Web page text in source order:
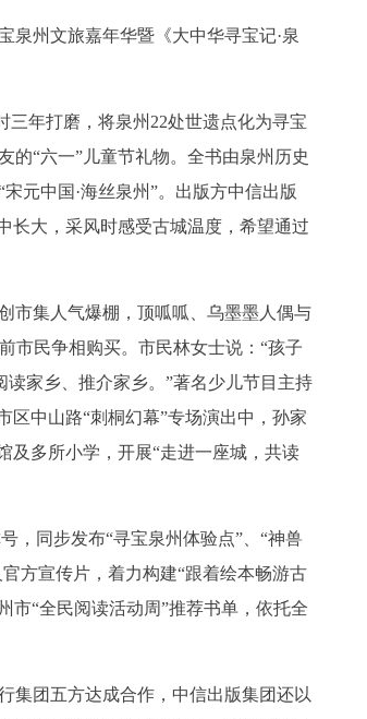
泉州文旅嘉年华暨《大中华寻宝记·泉
三年打磨，将泉州22处世遗点化为寻宝
的“六一”儿童节礼物。全书由泉州历史
元中国·海丝泉州”。出版方中信出版
长大，采风时感受古城温度，希望通过
市集人气爆棚，顶呱呱、乌墨墨人偶与
市民争相购买。市民林女士说：“孩子
读家乡、推介家乡。”著名少儿节目主持
区中山路“刺桐幻幕”专场演出中，孙家
及多所小学，开展“走进一座城，共读
，同步发布“寻宝泉州体验点”、“神兽
方宣传片，着力构建“跟着绘本畅游古
市“全民阅读活动周”推荐书单，依托全
集团五方达成合作，中信出版集团还以